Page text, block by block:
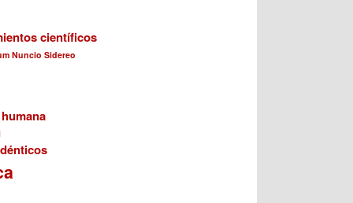
científicos
Nuncio Sidereo